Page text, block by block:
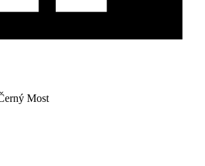
Most